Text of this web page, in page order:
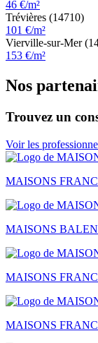
46 €/m²
Trévières (14710)
101 €/m²
Vierville-sur-Mer
153 €/m²
Nos
Trouvez un
Voir les
MAISONS
MAISONS
MAISONS
MAISONS